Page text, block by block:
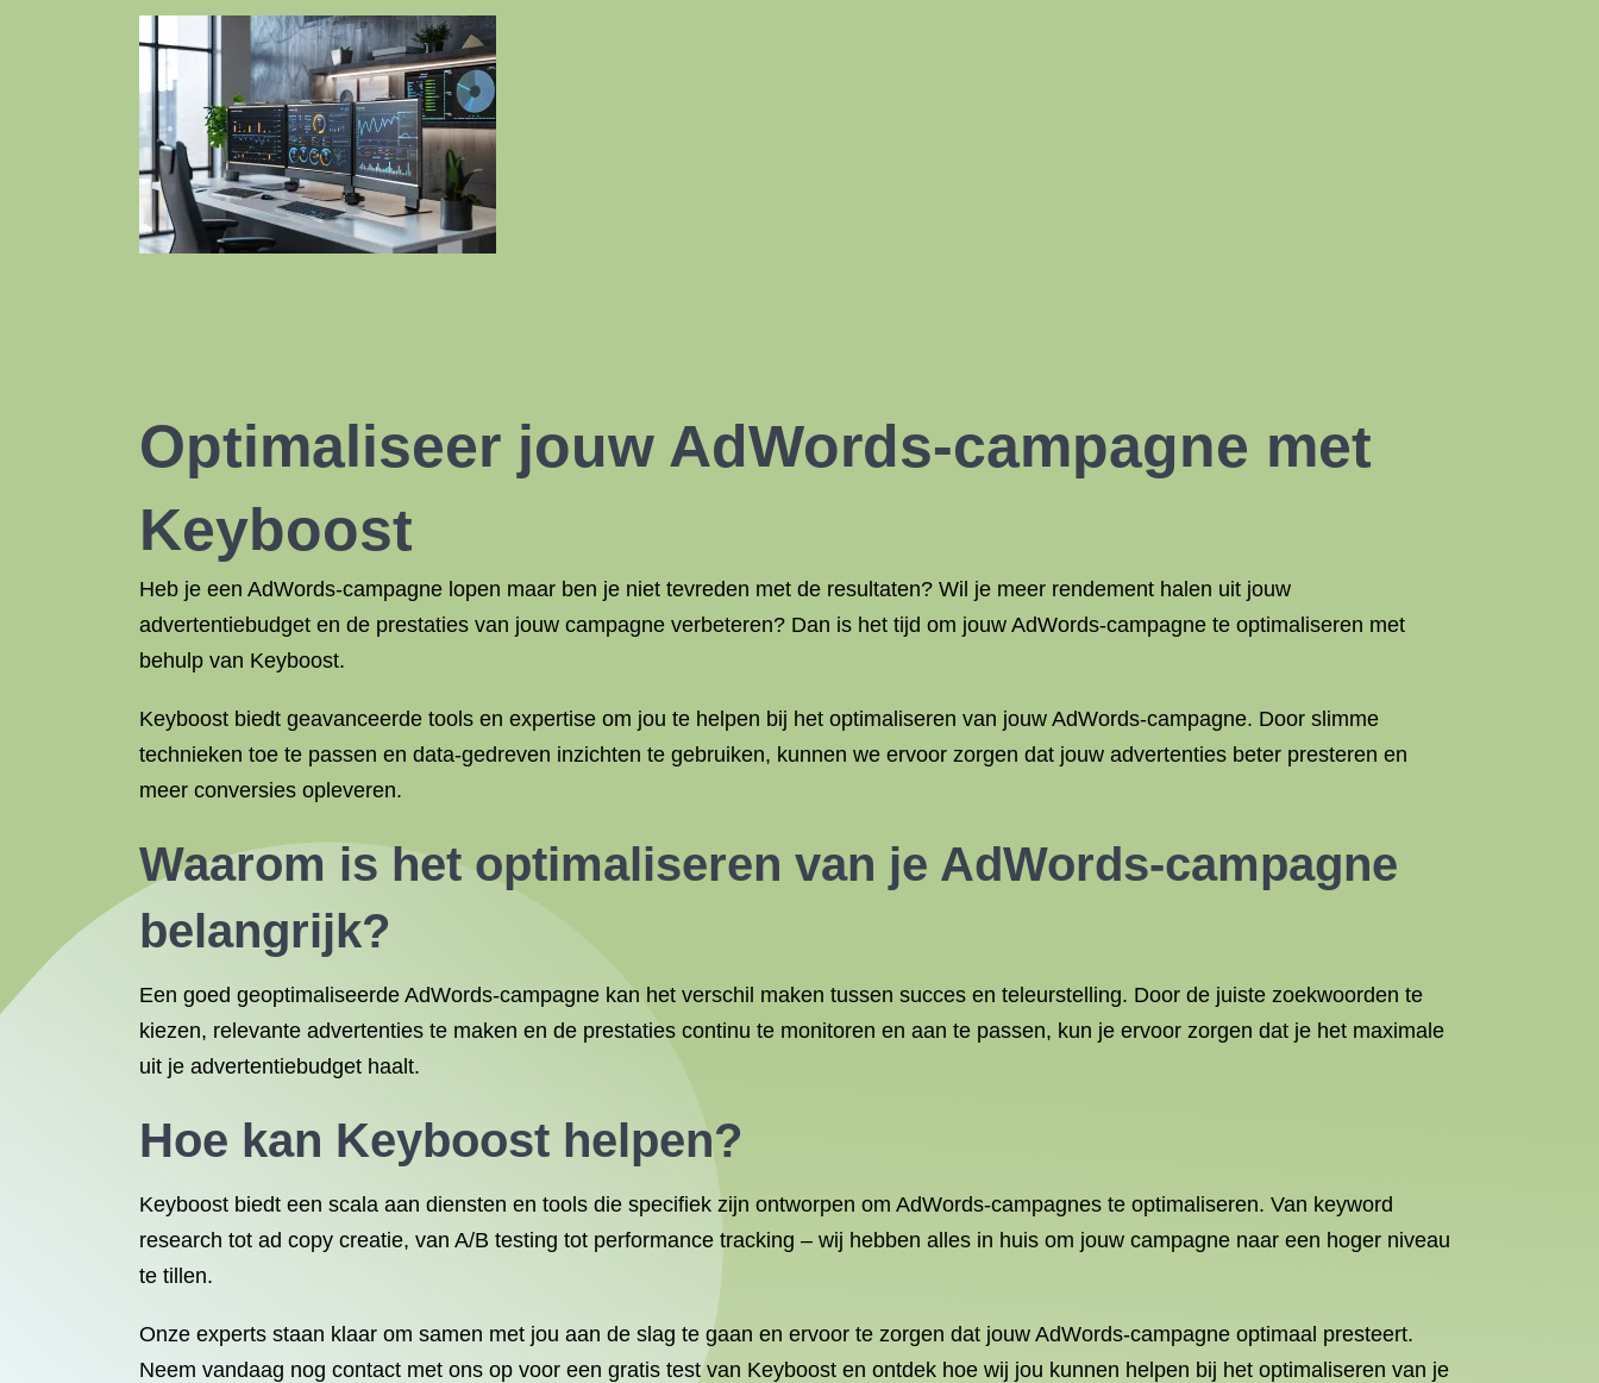
Optimaliseer jouw AdWords-campagne met
Keyboost
Heb je een AdWords-campagne lopen maar ben je niet tevreden met de resultaten? Wil je meer rendement halen uit jouw
advertentiebudget en de prestaties van jouw campagne verbeteren? Dan is het tijd om jouw AdWords-campagne te optimaliseren met
behulp van Keyboost.
Keyboost biedt geavanceerde tools en expertise om jou te helpen bij het optimaliseren van jouw AdWords-campagne. Door slimme
technieken toe te passen en data-gedreven inzichten te gebruiken, kunnen we ervoor zorgen dat jouw advertenties beter presteren en
meer conversies opleveren.
Waarom is het optimaliseren van je AdWords-campagne
belangrijk?
Een goed geoptimaliseerde AdWords-campagne kan het verschil maken tussen succes en teleurstelling. Door de juiste zoekwoorden te
kiezen, relevante advertenties te maken en de prestaties continu te monitoren en aan te passen, kun je ervoor zorgen dat je het maximale
uit je advertentiebudget haalt.
Hoe kan Keyboost helpen?
Keyboost biedt een scala aan diensten en tools die specifiek zijn ontworpen om AdWords-campagnes te optimaliseren. Van keyword
research tot ad copy creatie, van A/B testing tot performance tracking – wij hebben alles in huis om jouw campagne naar een hoger niveau
te tillen.
Onze experts staan klaar om samen met jou aan de slag te gaan en ervoor te zorgen dat jouw AdWords-campagne optimaal presteert.
Neem vandaag nog contact met ons op voor een gratis test van Keyboost en ontdek hoe wij jou kunnen helpen bij het optimaliseren van je